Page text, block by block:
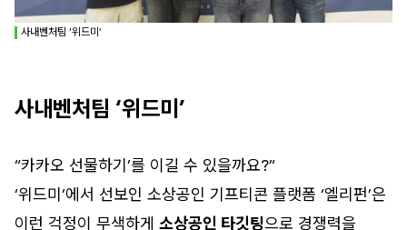
사내벤처팀 ‘위드미’
사내벤처팀 ‘위드미’
“카카오 선물하기’를 이길 수 있을까요?”
‘위드미’에서 선보인 소상공인 기프티콘 플랫폼 ‘엘리펀’은
이런 걱정이 무색하게 소상공인 타깃팅으로 경쟁력을